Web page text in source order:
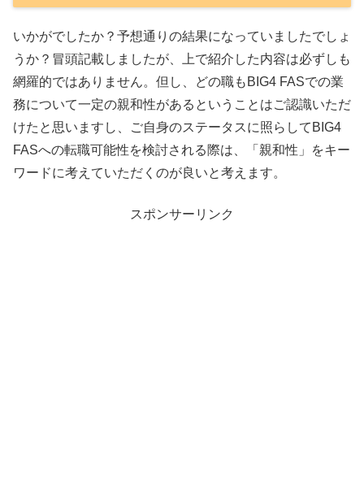
いかがでしたか？予想通りの結果になっていましたでしょ
うか？冒頭記載しましたが、上で紹介した内容は必ずしも
網羅的ではありません。但し、どの職もBIG4 FASでの業
務について一定の親和性があるということはご認識いただ
けたと思いますし、ご自身のステータスに照らしてBIG4
FASへの転職可能性を検討される際は、「親和性」をキー
ワードに考えていただくのが良いと考えます。
スポンサーリンク